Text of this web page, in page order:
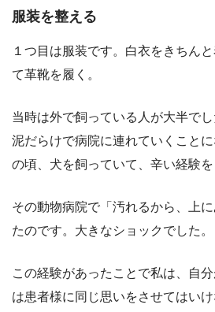
服装を整える
１つ目は服装です。白衣をきちん
て革靴を履く。
当時は外で飼っている人が大半でし
泥だらけで病院に連れていくこと
の頃、犬を飼っていて、辛い経験を
その動物病院で「汚れるから、上
たのです。大きなショックでした。
この経験があったことで私は、自
は患者様に同じ思いをさせてはい